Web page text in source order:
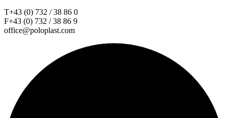
T+43 (0) 732 / 38 86 0
F+43 (0) 732 / 38 86 9
office@poloplast.com